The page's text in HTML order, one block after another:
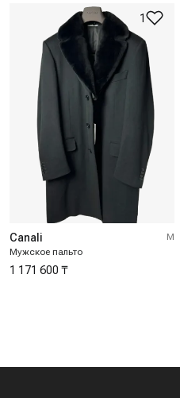
1
Canali
Мужское пальто
M
1 171 600 ₸